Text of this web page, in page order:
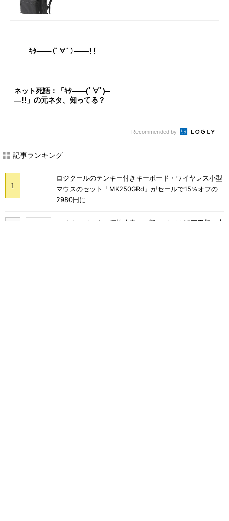
ネット死語：「ｷﾀ――(ﾟ∀ﾟ)―
―!!」の元ネタ、知ってる？
Recommended by
記事ランキング
ロジクールのテンキー付きキーボード・ワイヤレス小型
マウスのセット「MK250GRd」がセールで15％オフの
2980円に
アイオーデータの価格改定、一部モデルは25万円超の大